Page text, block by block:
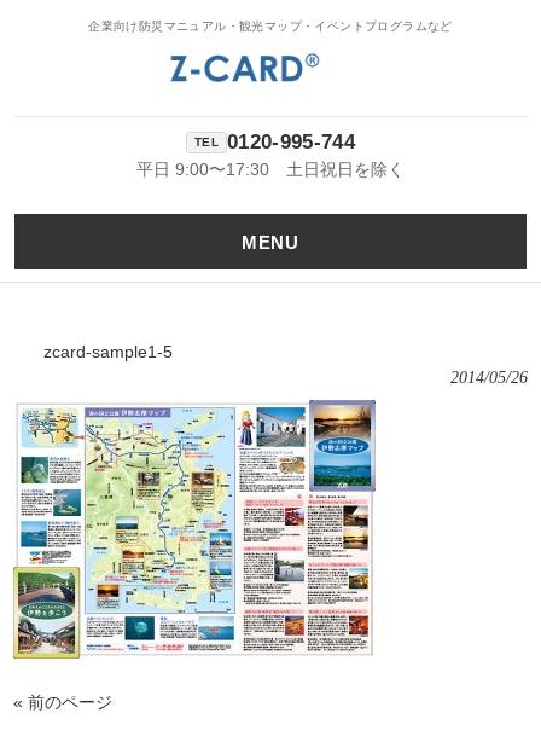
企業向け防災マニュアル・観光マップ・イベントプログラムなど
0120-995-744
平日 9:00〜17:30 土日祝日を除く
MENU
zcard-sample1-5
2014/05/26
« 前のページ